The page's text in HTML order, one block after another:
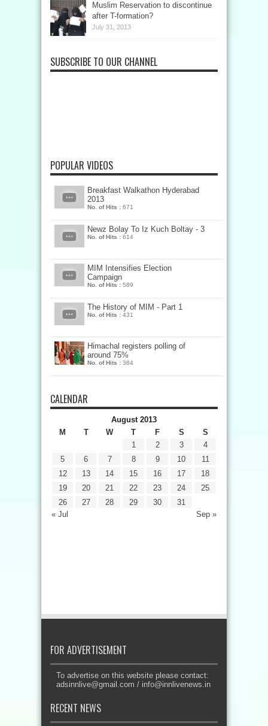
Muslim Reservation to discontinue
after T-formation?
July 31, 2013
SUBSCRIBE TO OUR CHANNEL
POPULAR VIDEOS
Breakfast Walkathon Hyderabad
2013
No. of Hits : 671
Newz Bolay To Iz Kuch Boltay - 3
No. of Hits : 614
MIM Intensifies Election
Campaign
No. of Hits : 589
The History of MIM - Part 1
No. of Hits : 431
Himachal registers polling of
around 75%
No. of Hits : 384
CALENDAR
August 2013
M
T W T F S S
« Jul Sep »
1 2 3
4
5
6 7 8 9 10
11
12
13 14 15 16 17
18
19
20 21 22 23 24
25
26
27 28 29 30 31
FOR ADVERTISEMENT
To advertise on this website please contact:
adsinnlive@gmail.com / info@innlivenews.in
RECENT NEWS